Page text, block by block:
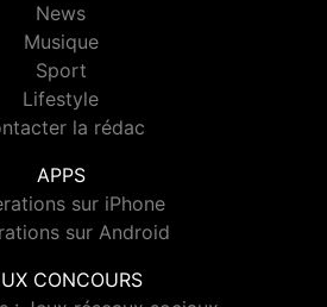
News
Musique
Sport
Lifestyle
la rédac
APPS
sur iPhone
sur Android
CONCOURS